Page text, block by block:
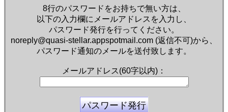
8行のパスワードをお持ちで無い方は、
以下の入力欄にメールアドレスを入力し、
パスワード発行を行ってください。
noreply@quasi-stellar.appspotmail.com (返信不可)から、
パスワード通知のメールを送付致します。
メールアドレス(60字以内)：